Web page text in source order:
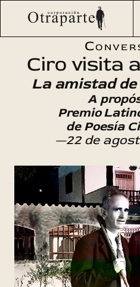
Saltar
Otraparte.org/Agenda Cultural
Fernando: la
Ciro visita
La amistad
A
Premio
de Poesía
—22 de